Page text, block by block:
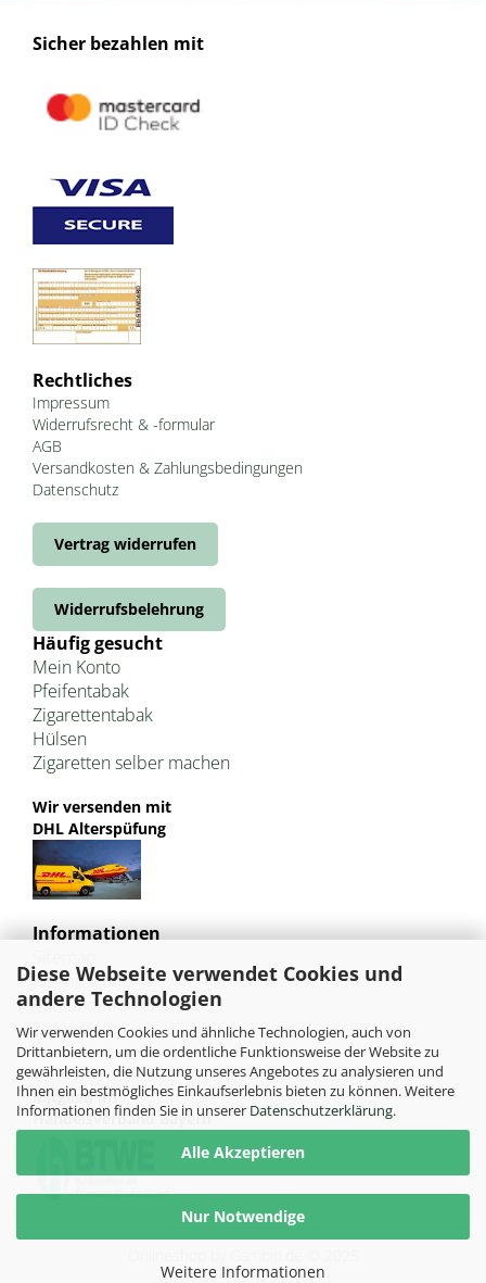
Diese Webseite verwendet Cookies und
andere Technologien
Wir verwenden Cookies und ähnliche Technologien, auch von
Drittanbietern, um die ordentliche Funktionsweise der Website zu
gewährleisten, die Nutzung unseres Angebotes zu analysieren und
Ihnen ein bestmögliches Einkaufserlebnis bieten zu können. Weitere
Informationen finden Sie in unserer Datenschutzerklärung.
Alle Akzeptieren
Nur Notwendige
Weitere Informationen
Sicher bezahlen mit
Rechtliches
Impressum
Widerrufsrecht & -formular
AGB
Versandkosten & Zahlungsbedingungen
Datenschutz
Vertrag widerrufen
Widerrufsbelehrung
Häufig gesucht
Mein Konto
Pfeifentabak
Zigarettentabak
Hülsen
Zigaretten selber machen
Wir versenden mit
DHL Alterspüfung
Informationen
Jugendschutz
Bild und Markenrechte
Tabak Pedia
Weiterleitung von HU-Tobacco
Mitglied im
Handelsverband Bayern